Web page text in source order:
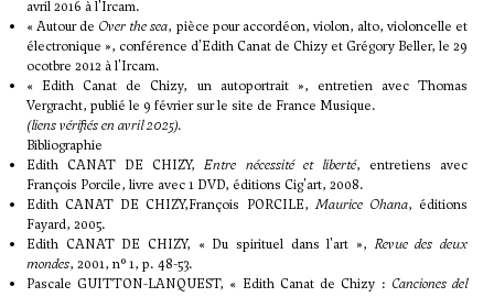
avril 2016 à l'Ircam.
«Autour de Over the sea, pièce pour accordéon, violon, alto, violoncelle et
électronique », conférence d'Edith Canat de Chizy et Grégory Beller, le 29
ocotbre 2012 à l'Ircam.
« Edith Canat de Chizy, un autoportrait », entretien avec Thomas
Vergracht, publié le 9 février sur le site de France Musique.
(liens vérifiés en avril 2025).
Bibliographie
Edith CANAT DE CHIZY,Entre nécessité et liberté, entretiens avec
François Porcile, livre avec 1 DVD, éditions Cig'art, 2008.
Edith CANAT DE CHIZY,François PORCILE, Maurice Ohana, éditions
Fayard, 2005.
Edith CANAT DE CHIZY, « Du spirituel dans l'art », Revue des deux
mondes, 2001, n° 1, p. 48-53.
Pascale GUITTON-LANQUEST, « Edith Canat de Chizy : Canciones del